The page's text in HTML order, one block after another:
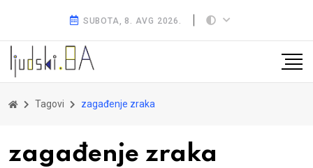
SUBOTA, 8. AVG 2026.
Tagovi zagađenje zraka
zagađenje zraka